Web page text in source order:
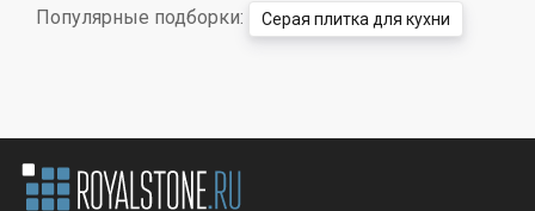
Популярные подборки: Серая плитка для кухни